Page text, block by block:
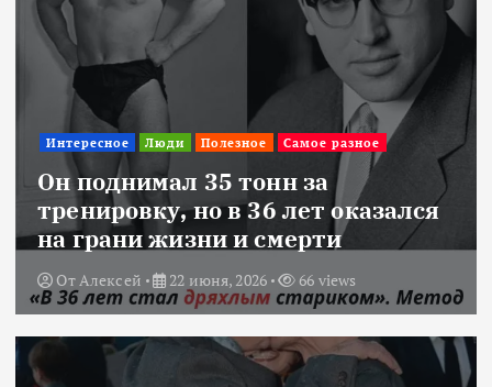
Интересное Люди Полезное Самое разное
Он поднимал 35 тонн за
тренировку, но в 36 лет оказался
на грани жизни и смерти
От Алексей 22 июня, 2026 66 views